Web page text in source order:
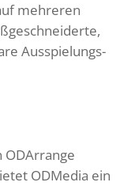
mehreren
Ausspielungs-
ODMedia ein